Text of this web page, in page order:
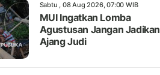
Sabtu , 08 Aug 2026, 07:00 WIB
MUI Ingatkan Lomba
Agustusan Jangan Jadikan
Ajang Judi